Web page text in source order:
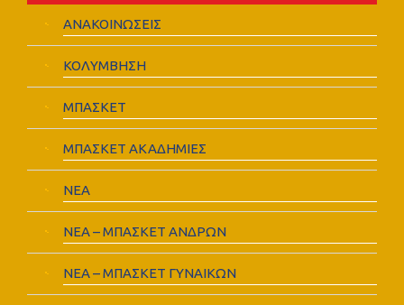
ΑΝΑΚΟΙΝΩΣΕΙΣ
ΚΟΛΥΜΒΗΣΗ
ΜΠΑΣΚΕΤ
ΜΠΑΣΚΕΤ ΑΚΑΔΗΜΙΕΣ
ΝΕΑ
ΝΕΑ – ΜΠΑΣΚΕΤ ΑΝΔΡΩΝ
ΝΕΑ – ΜΠΑΣΚΕΤ ΓΥΝΑΙΚΩΝ